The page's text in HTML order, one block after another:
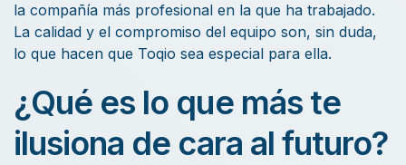
la compañía más profesional en la que ha trabajado.
La calidad y el compromiso del equipo son, sin duda,
lo que hacen que Toqio sea especial para ella.
¿Qué es lo que más te
ilusiona de cara al futuro?